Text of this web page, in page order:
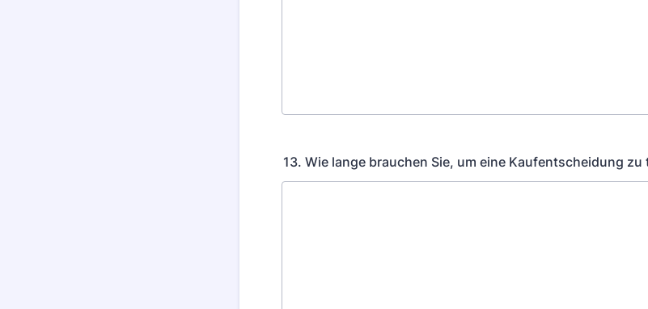
13. Wie lange brauchen Sie, um eine Kaufentscheidung zu